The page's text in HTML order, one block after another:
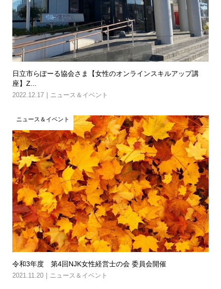
日立市らぽーる協会さま【女性のオンラインスキルアップ講
座】Z...
2022.12.17 ニュース＆イベント
ニュース＆イベント
令和3年度 第4回NJK女性経営士の会 委員会開催
2021.11.20 ニュース＆イベント